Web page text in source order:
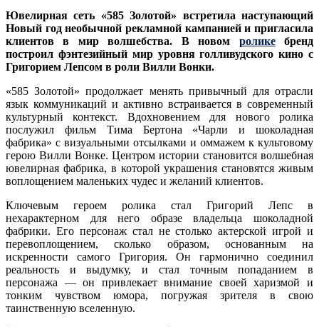
Ювелирная сеть «585 Золотой» встретила наступающий
Новый год необычной рекламной кампанией и пригласила
клиентов в мир волшебства. В новом роликебренд
построил фэнтезийный мир уровня голливудского кино с
Григорием Лепсом в роли Вилли Вонки.
«585 Золотой» продолжает менять привычный для отрасли
язык коммуникаций и активно встраивается в современный
культурный контекст. Вдохновением для нового ролика
послужил фильм Тима Бертона «Чарли и шоколадная
фабрика» с визуальными отсылками и оммажем к культовому
герою Вилли Вонке. Центром истории становится волшебная
ювелирная фабрика, в которой украшения становятся живым
воплощением маленьких чудес и желаний клиентов.
Ключевым героем ролика стал Григорий Лепс в
нехарактерном для него образе владельца шоколадной
фабрики. Его персонаж стал не столько актерской игрой и
перевоплощением, сколько образом, основанным на
искренности самого Григория. Он гармонично соединил
реальность и выдумку, и стал точным попаданием в
персонажа — он привлекает внимание своей харизмой и
тонким чувством юмора, погружая зрителя в свою
таинственную вселенную.